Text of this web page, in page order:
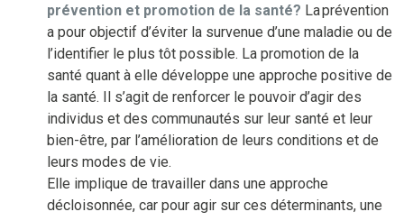
prévention et promotion de la santé? La prévention
a pour objectif d’éviter la survenue d’une maladie ou de
l’identifier le plus tôt possible. La promotion de la
santé quant à elle développe une approche positive de
la santé. Il s’agit de renforcer le pouvoir d’agir des
individus et des communautés sur leur santé et leur
bien-être, par l’amélioration de leurs conditions et de
leurs modes de vie.
Elle implique de travailler dans une approche
décloisonnée, car pour agir sur ces déterminants, une